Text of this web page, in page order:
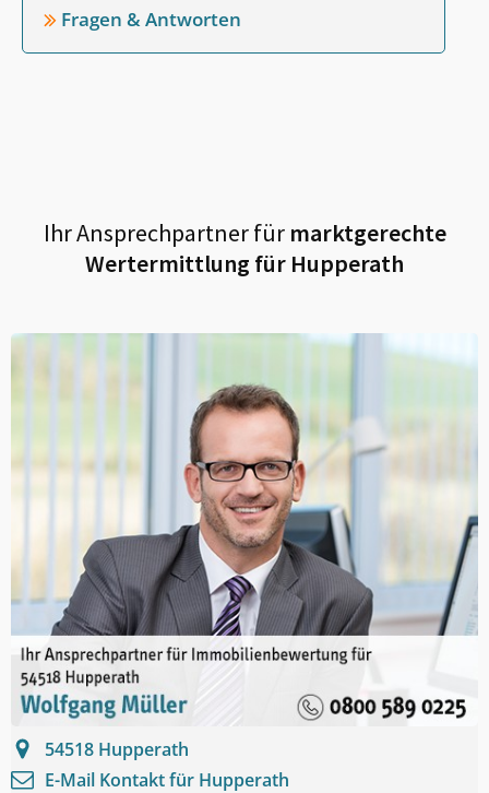
Fragen & Antworten
Ihr Ansprechpartner fürmarktgerechte
Wertermittlung für Hupperath
54518 Hupperath
E-Mail Kontakt für Hupperath